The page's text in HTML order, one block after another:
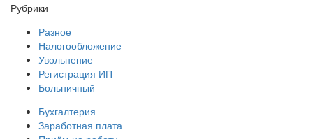
Рубрики
Разное
Налогообложение
Увольнение
Регистрация ИП
Больничный
Бухгалтерия
Заработная плата